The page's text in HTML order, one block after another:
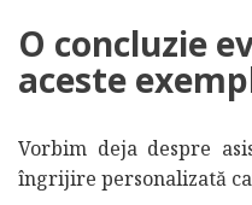
O concluzie
aceste
Vorbim deja despre
îngrijire personalizată